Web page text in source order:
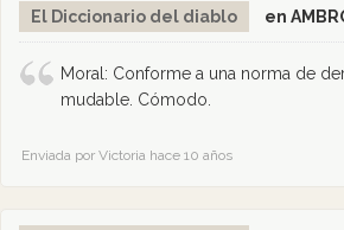
El Diccionario del diablo en
Moral: Conforme a una norma de
mudable. Cómodo.
Enviada por Victoria hace 10 años